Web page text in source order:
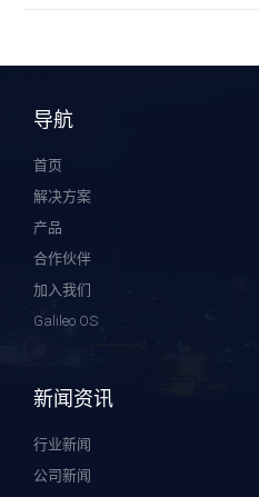
导航
首页
解决方案
产品
合作伙伴
加入我们
Galileo OS
新闻资讯
行业新闻
公司新闻